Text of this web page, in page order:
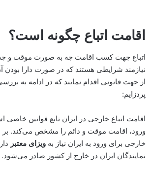
اقامت اتباع چگونه است؟
اتباع جهت کسب اقامت چه به صورت موقت و
نیازمند شرایطی هستند که در صورت دارا بودن
از جهت قانونی اقدام نمایند که در ادامه به
پردزایم:
اقامت اتباع خارجی در ایران تابع قوانین
ورود، اقامت موقت و دائم را مشخص می‌کند. بر
خارجی برای ورود به ایران نیاز به ویزای معتبر
نمایندگان ایران در خارج از کشور صادر می‌شود.